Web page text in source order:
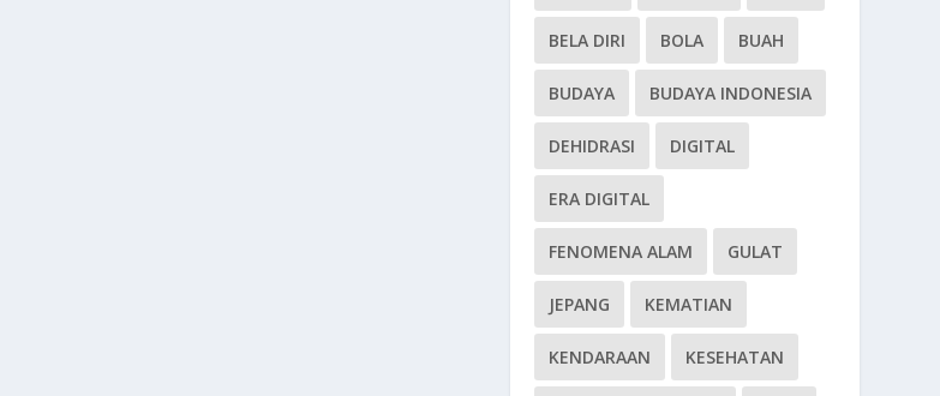
BELA DIRI BOLA BUAH
BUDAYA BUDAYA INDONESIA
DEHIDRASI DIGITAL
ERA DIGITAL
FENOMENA ALAM GULAT
JEPANG KEMATIAN
KENDARAAN KESEHATAN